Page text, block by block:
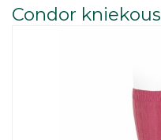
Condor kniekous